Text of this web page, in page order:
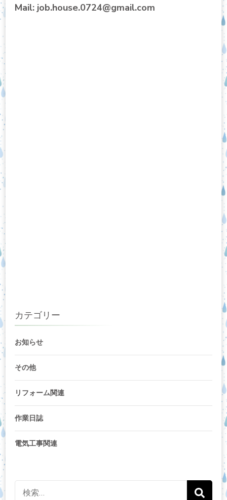
Mail: job.house.0724@gmail.com
カテゴリー
お知らせ
その他
リフォーム関連
作業日誌
電気工事関連
検